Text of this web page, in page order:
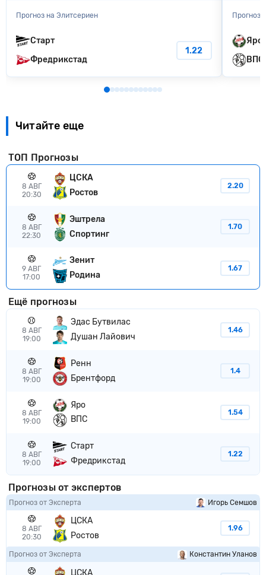
Прогноз на Элитсериен
Старт
Фредрикстад
1.22
Прогноз
Яро
ВПС
Читайте еще
ТОП Прогнозы
8 АВГ
20:30
ЦСКА
Ростов
2.20
8 АВГ
22:30
Эштрела
Спортинг
1.70
9 АВГ
17:00
Зенит
Родина
1.67
Ещё прогнозы
8 АВГ
19:00
Эдас Бутвилас
Душан Лайович
1.46
8 АВГ
19:00
Ренн
Брентфорд
1.4
8 АВГ
19:00
Яро
ВПС
1.54
8 АВГ
19:00
Старт
Фредрикстад
1.22
Прогнозы от экспертов
Прогноз от Эксперта Игорь Семшов
8 АВГ
20:30
ЦСКА
Ростов
1.96
Прогноз от Эксперта Константин Уланов
ЦСКА